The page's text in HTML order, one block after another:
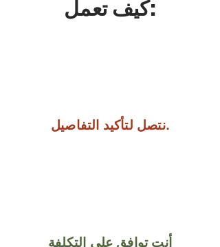
كيف تعمل:
نتصل لتأكيد التفاصيل.
أنت توافق على التكلفة